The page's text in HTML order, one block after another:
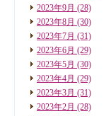
2023年9月 (28)
2023年8月 (30)
2023年7月 (31)
2023年6月 (29)
2023年5月 (30)
2023年4月 (29)
2023年3月 (31)
2023年2月 (28)